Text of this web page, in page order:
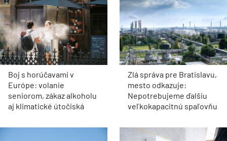
Boj s horúčavami v
Európe: volanie
seniorom, zákaz alkoholu
aj klimatické útočiská
Zlá správa pre Bratislavu,
mesto odkazuje:
Nepotrebujeme ďalšiu
veľkokapacitnú spaľovňu